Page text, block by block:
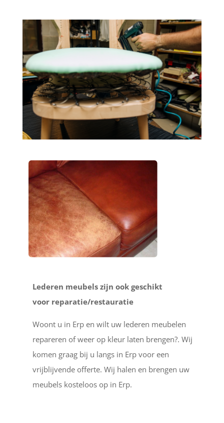
Lederen meubels zijn ook geschikt
voor reparatie/restauratie
Woont u in Erp en wilt uw lederen meubelen
repareren of weer op kleur laten brengen?. Wij
komen graag bij u langs in Erp voor een
vrijblijvende offerte. Wij halen en brengen uw
meubels kosteloos op in Erp.